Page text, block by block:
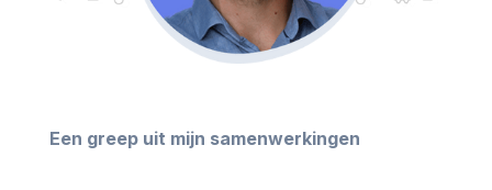
Een greep uit mijn samenwerkingen